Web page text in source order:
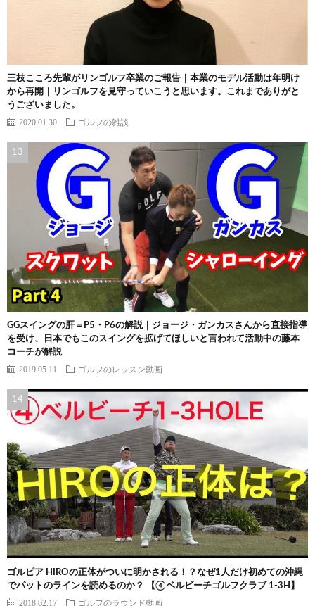
三枝こころ先輩がリンゴルフ卒業のご報告｜本業のモデル活動は年明け
から再開｜リンゴルフを見守っていこうと思います。これまでありがと
うございました。
2020.01.30 ゴルフの雑談
GGスイングの肝＝P5・P6の解説｜ジョージ・ガンカスさんから直接指導
を受け、日本でもこのスイングを拡げてほしいと言われて活動中の藤本
コーチが解説
2019.05.11 ゴルフのレッスン動画
ゴルピア HIROの正体がついに明かされる！？なぜ1人だけ初めての沖縄
でパットのラインを読めるのか？ 【④ベルビーチゴルフクラブ 1-3H】
2018.02.17 ゴルフのラウンド動画